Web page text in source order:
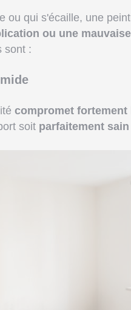
ou qui s'écaille, une
ou une
sont :
compromet fortement
soit parfaitement sain